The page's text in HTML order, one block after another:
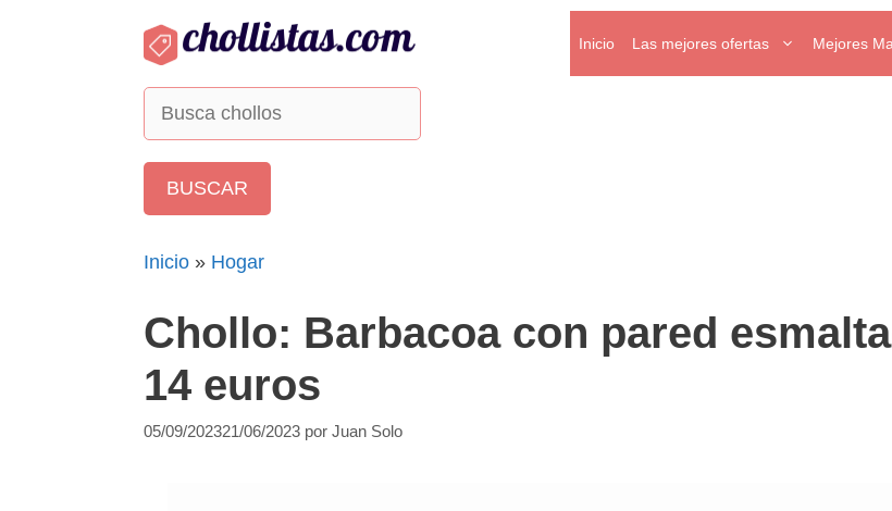
Inicio Las mejores ofertas Mejores
Inicio » Hogar
Chollo: Barbacoa con pared
14 euros
05/09/202321/06/2023 por Juan Solo